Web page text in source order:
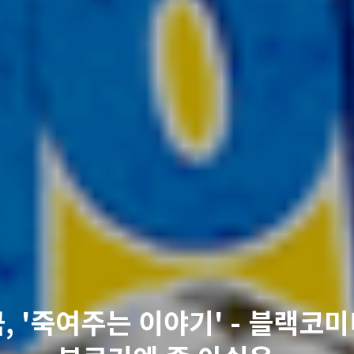
'죽여주는 이야기' - 블랙코